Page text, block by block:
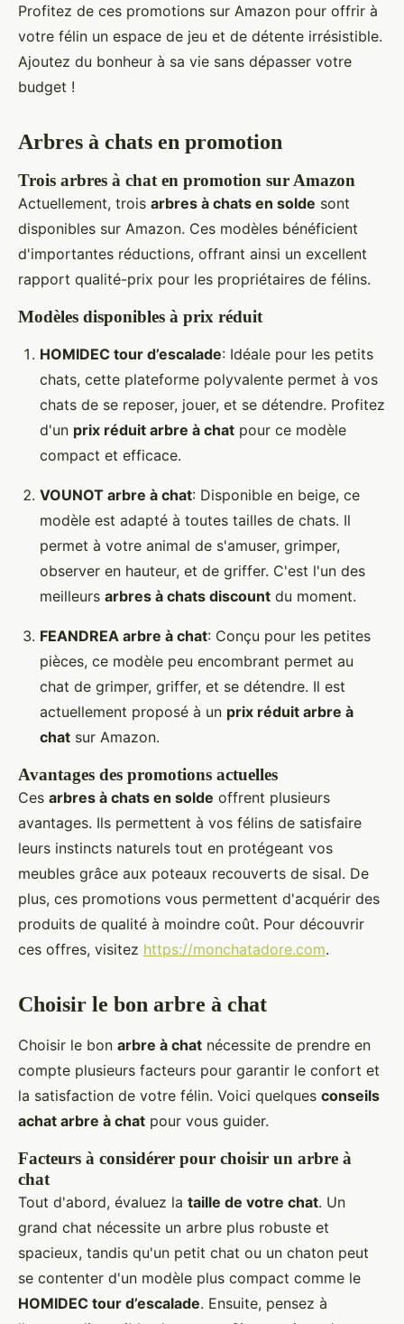
Profitez de ces promotions sur Amazon pour offrir à
votre félin un espace de jeu et de détente irrésistible.
Ajoutez du bonheur à sa vie sans dépasser votre
budget !
Arbres à chats en promotion
Trois arbres à chat en promotion sur Amazon
Actuellement, trois arbres à chats en solde sont
disponibles sur Amazon. Ces modèles bénéficient
d'importantes réductions, offrant ainsi un excellent
rapport qualité-prix pour les propriétaires de félins.
Modèles disponibles à prix réduit
HOMIDEC tour d’escalade: Idéale pour les petits
chats, cette plateforme polyvalente permet à vos
chats de se reposer, jouer, et se détendre. Profitez
d'un prix réduit arbre à chat pour ce modèle
compact et efficace.
VOUNOT arbre à chat: Disponible en beige, ce
modèle est adapté à toutes tailles de chats. Il
permet à votre animal de s'amuser, grimper,
observer en hauteur, et de griffer. C'est l'un des
meilleurs arbres à chats discount du moment.
FEANDREA arbre à chat: Conçu pour les petites
pièces, ce modèle peu encombrant permet au
chat de grimper, griffer, et se détendre. Il est
actuellement proposé à un prix réduit arbre à
chat sur Amazon.
Avantages des promotions actuelles
Ces arbres à chats en solde offrent plusieurs
avantages. Ils permettent à vos félins de satisfaire
leurs instincts naturels tout en protégeant vos
meubles grâce aux poteaux recouverts de sisal. De
plus, ces promotions vous permettent d'acquérir des
produits de qualité à moindre coût. Pour découvrir
ces offres, visitez https://monchatadore.com.
Choisir le bon arbre à chat
Choisir le bon arbre à chat nécessite de prendre en
compte plusieurs facteurs pour garantir le confort et
la satisfaction de votre félin. Voici quelques conseils
achat arbre à chat pour vous guider.
Facteurs à considérer pour choisir un arbre à
chat
Tout d'abord, évaluez la taille de votre chat. Un
grand chat nécessite un arbre plus robuste et
spacieux, tandis qu'un petit chat ou un chaton peut
se contenter d'un modèle plus compact comme le
HOMIDEC tour d’escalade. Ensuite, pensez à